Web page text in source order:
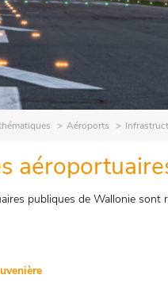
Aéroports
publiques de Wallonie sont